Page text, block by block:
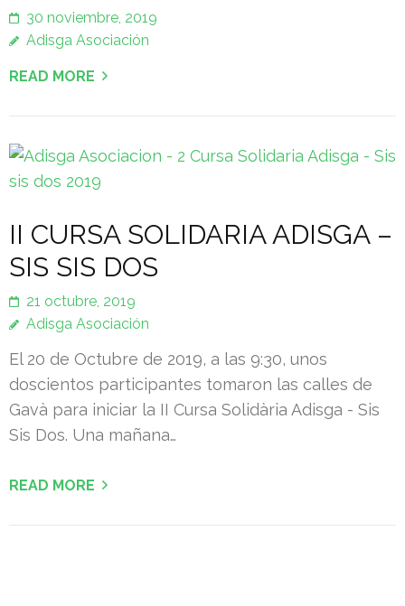
30 noviembre, 2019
Adisga Asociación
READ MORE
II CURSA SOLIDARIA ADISGA –
SIS SIS DOS
21 octubre, 2019
Adisga Asociación
El 20 de Octubre de 2019, a las 9:30, unos
doscientos participantes tomaron las calles de
Gavà para iniciar la II Cursa Solidària Adisga - Sis
Sis Dos. Una mañana…
READ MORE